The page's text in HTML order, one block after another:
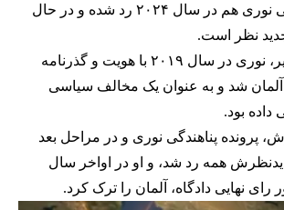
درخواست پناهندگی نوری هم در سال ۲۰۲۴ رد شده و در حال
نظر است.
به گزارش ایران‌وایر، نوری در سال ۲۰۱۹ با هویت و گذرنامه
آلمان شد و به عنوان یک مخالف سیاسی
داده بود.
پرونده پناهندگی نوری و در مراحل بعد
همه رد شد، و او در اواخر سال